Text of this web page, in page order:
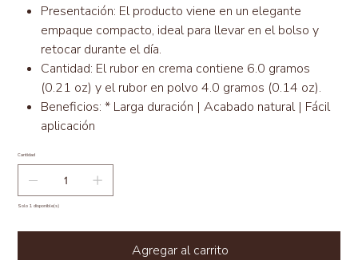
Presentación: El producto viene en un elegante
empaque compacto, ideal para llevar en el bolso y
retocar durante el día.
Cantidad: El rubor en crema contiene 6.0 gramos
(0.21 oz) y el rubor en polvo 4.0 gramos (0.14 oz).
Beneficios: * Larga duración | Acabado natural | Fácil
aplicación
Cantidad
Solo 1 disponible(s)
Agregar al carrito